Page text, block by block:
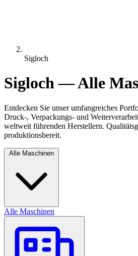
Sigloch
Sigloch — Alle
Entdecken Sie unser umfangreiches
Druck-, Verpackungs- und
weltweit führenden Herstellern.
produktionsbereit.
Alle Maschinen
Alle Maschinen